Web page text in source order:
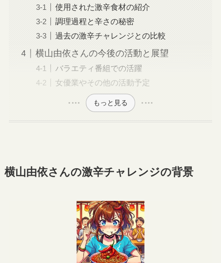
使用された激辛食材の紹介
調理過程と辛さの秘密
過去の激辛チャレンジとの比較
横山由依さんの今後の活動と展望
バラエティ番組での活躍
女優業やその他の活動予定
もっと見る
横山由依さんの激辛チャレンジの背景